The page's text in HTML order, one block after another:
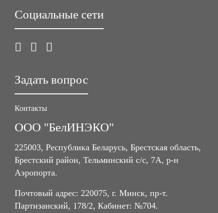
Социальные сети
Задать вопрос
Контакты
ООО "БелИНЭКО"
225003, Республика Беларусь, Брестская область,
Брестский район, Тельминский с/с, 7А, р-н
Аэропорта.
Почтовый адрес: 220075, г. Минск, пр-т.
Партизанский, 178/2, Кабинет: №704.